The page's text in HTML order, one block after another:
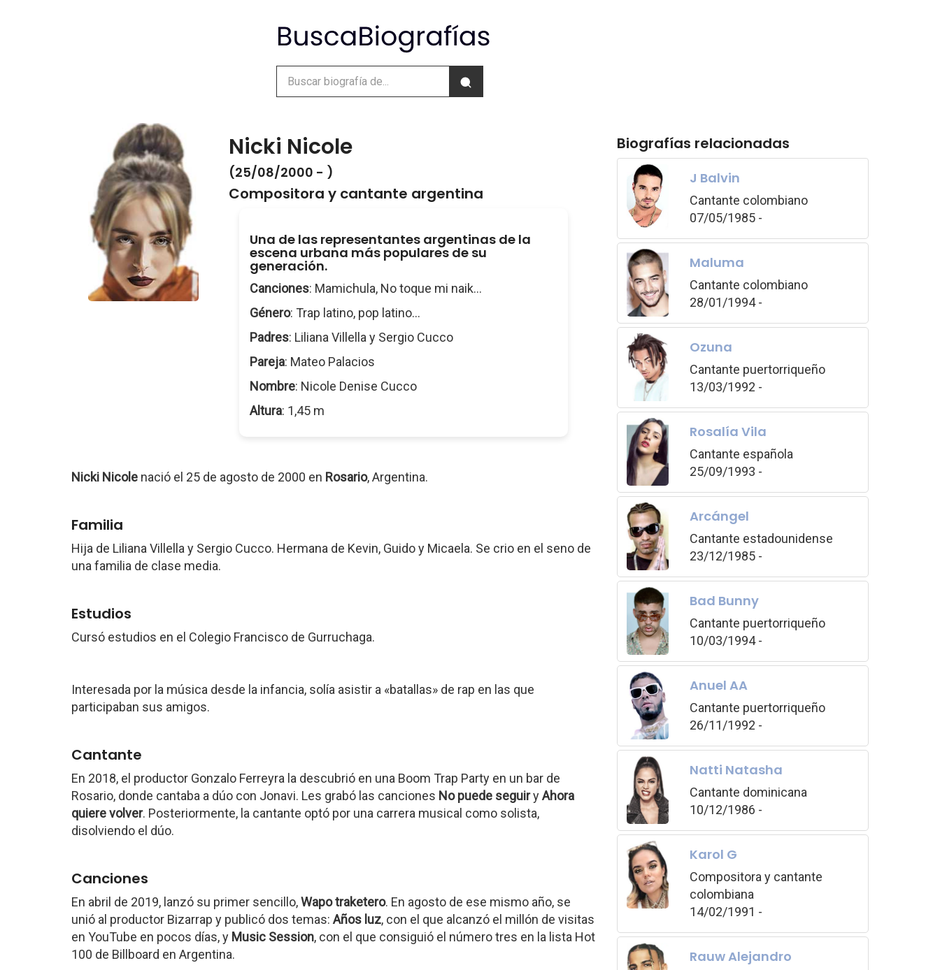
Nicki Nicole
(25/08/2000 - )
Compositora y cantante argentina
Una de las representantes argentinas de la
escena urbana más populares de su
generación.
Canciones: Mamichula, No toque mi naik...
Género: Trap latino, pop latino...
Padres: Liliana Villella y Sergio Cucco
Pareja: Mateo Palacios
Nombre: Nicole Denise Cucco
Altura: 1,45 m
Nicki Nicole nació el 25 de agosto de 2000 en Rosario, Argentina.
Familia
Hija de Liliana Villella y Sergio Cucco. Hermana de Kevin, Guido y Micaela. Se crio en el seno de
una familia de clase media.
Estudios
Cursó estudios en el Colegio Francisco de Gurruchaga.
Interesada por la música desde la infancia, solía asistir a «batallas» de rap en las que
participaban sus amigos.
Cantante
En 2018, el productor Gonzalo Ferreyra la descubrió en una Boom Trap Party en un bar de
Rosario, donde cantaba a dúo con Jonavi. Les grabó las canciones No puede seguiryAhora
quiere volver. Posteriormente, la cantante optó por una carrera musical como solista,
disolviendo el dúo.
Canciones
En abril de 2019, lanzó su primer sencillo,Wapo traketero. En agosto de ese mismo año, se
unió al productor Bizarrap y publicó dos temas: Años luz, con el que alcanzó el millón de visitas
en YouTube en pocos días, y Music Session, con el que consiguió el número tres en la lista Hot
100 de Billboard en Argentina.
Biografías relacionadas
J Balvin
Cantante colombiano
07/05/1985 -
Maluma
Cantante colombiano
28/01/1994 -
Ozuna
Cantante puertorriqueño
13/03/1992 -
Rosalía Vila
Cantante española
25/09/1993 -
Arcángel
Cantante estadounidense
23/12/1985 -
Bad Bunny
Cantante puertorriqueño
10/03/1994 -
Anuel AA
Cantante puertorriqueño
26/11/1992 -
Natti Natasha
Cantante dominicana
10/12/1986 -
Karol G
Compositora y cantante
colombiana
14/02/1991 -
Rauw Alejandro